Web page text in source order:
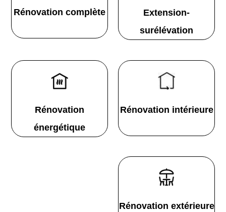
Rénovation complète
Extension-
surélévation
Rénovation
énergétique
Rénovation intérieure
Rénovation extérieure